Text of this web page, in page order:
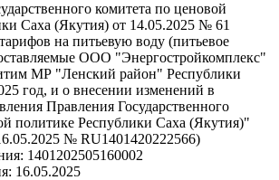
комитета по ценовой
Саха (Якутия) от 14.05.2025 № 61
на питьевую воду (питьевое
ООО "Энергостройкомплекс"
МР "Ленский район" Республики
год, и о внесении изменений в
Правления Государственного
политике Республики Саха (Якутия)"
№ RU1401420222566)
1401202505160002
16.05.2025